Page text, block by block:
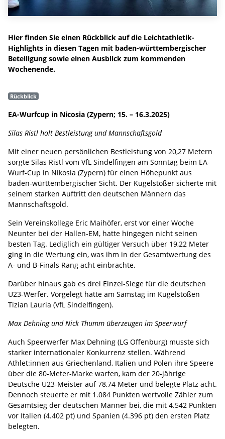
Hier finden Sie einen Rückblick auf die Leichtathletik-
Highlights in diesen Tagen mit baden-württembergischer
Beteiligung sowie einen Ausblick zum kommenden
Wochenende.
Rückblick
EA-Wurfcup in Nicosia (Zypern; 15. – 16.3.2025)
Silas Ristl holt Bestleistung und Mannschaftsgold
Mit einer neuen persönlichen Bestleistung von 20,27 Metern
sorgte Silas Ristl vom VfL Sindelfingen am Sonntag beim EA-
Wurf-Cup in Nikosia (Zypern) für einen Höhepunkt aus
baden-württembergischer Sicht. Der Kugelstoßer sicherte mit
seinem starken Auftritt den deutschen Männern das
Mannschaftsgold.
Sein Vereinskollege Eric Maihöfer, erst vor einer Woche
Neunter bei der Hallen-EM, hatte hingegen nicht seinen
besten Tag. Lediglich ein gültiger Versuch über 19,22 Meter
ging in die Wertung ein, was ihm in der Gesamtwertung des
A- und B-Finals Rang acht einbrachte.
Darüber hinaus gab es drei Einzel-Siege für die deutschen
U23-Werfer. Vorgelegt hatte am Samstag im Kugelstoßen
Tizian Lauria (VfL Sindelfingen).
Max Dehning und Nick Thumm überzeugen im Speerwurf
Auch Speerwerfer Max Dehning (LG Offenburg) musste sich
starker internationaler Konkurrenz stellen. Während
Athlet:innen aus Griechenland, Italien und Polen ihre Speere
über die 80-Meter-Marke warfen, kam der 20-jährige
Deutsche U23-Meister auf 78,74 Meter und belegte Platz acht.
Dennoch steuerte er mit 1.084 Punkten wertvolle Zähler zum
Gesamtsieg der deutschen Männer bei, die mit 4.542 Punkten
vor Italien (4.402 pt) und Spanien (4.396 pt) den ersten Platz
belegten.